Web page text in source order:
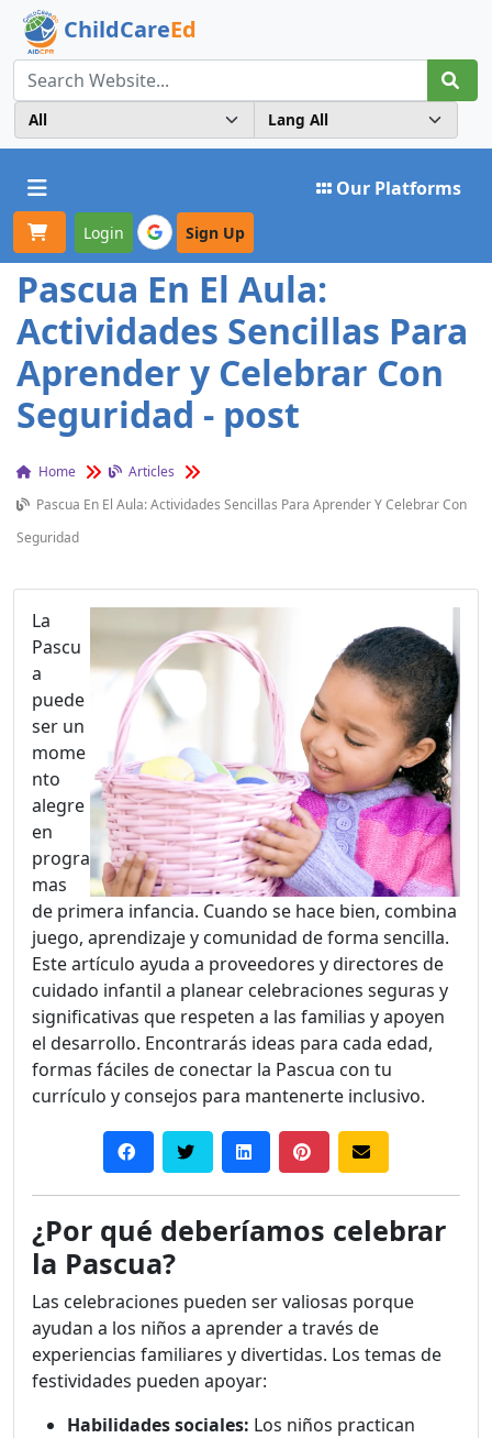
ChildCareEd
Toggle navigation Our Platforms
Login Sign Up
Pascua En El Aula:
Actividades Sencillas Para
Aprender y Celebrar Con
Seguridad - post
Home
Articles
Pascua En El Aula: Actividades Sencillas Para Aprender Y Celebrar Con
Seguridad
La
Pascu
a
puede
ser un
mome
nto
alegre
en
progra
mas
de primera infancia. Cuando se hace bien, combina
juego, aprendizaje y comunidad de forma sencilla.
Este artículo ayuda a proveedores y directores de
cuidado infantil a planear celebraciones seguras y
significativas que respeten a las familias y apoyen
el desarrollo. Encontrarás ideas para cada edad,
formas fáciles de conectar la Pascua con tu
currículo y consejos para mantenerte inclusivo.
¿Por qué deberíamos celebrar
la Pascua?
Las celebraciones pueden ser valiosas porque
ayudan a los niños a aprender a través de
experiencias familiares y divertidas. Los temas de
festividades pueden apoyar:
Habilidades sociales: Los niños practican